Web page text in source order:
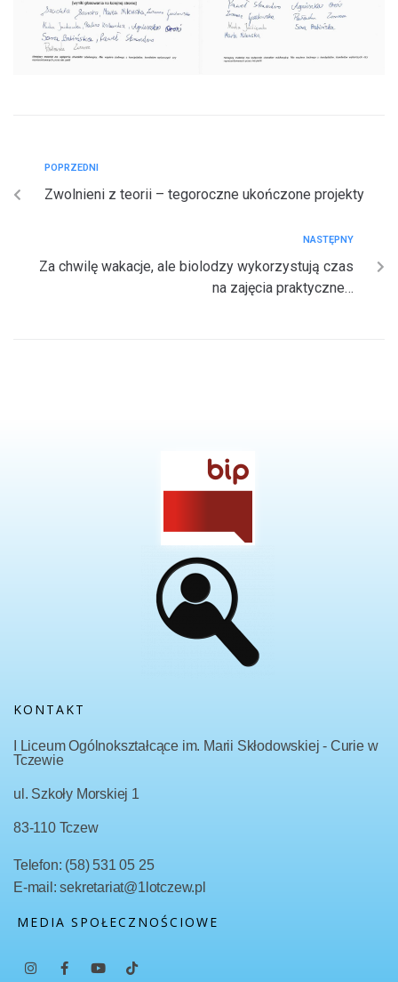
POPRZEDNI
Zwolnieni z teorii – tegoroczne ukończone projekty
NASTĘPNY
Za chwilę wakacje, ale biolodzy wykorzystują czas
na zajęcia praktyczne…
KONTAKT
I Liceum Ogólnokształcące im. Marii Skłodowskiej - Curie w
Tczewie
ul. Szkoły Morskiej 1
83-110 Tczew
Telefon: (58) 531 05 25
E-mail: sekretariat@1lotczew.pl
MEDIA SPOŁECZNOŚCIOWE